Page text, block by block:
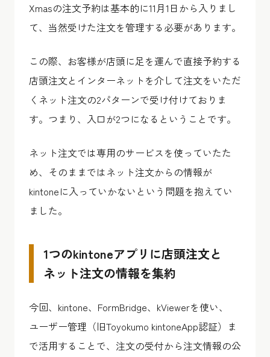
Xmasの注文予約は基本的に11月1日から入りまし
て、当然受けた注文を管理する必要があります。
この際、お客様が店頭に足を運んで直接予約する
店頭注文とインターネットを介して注文をいただ
くネット注文の2パターンで受け付けておりま
す。つまり、入口が2つになるということです。
ネット注文では専用のサービスを使っていたた
め、そのままではネット注文からの情報が
kintoneに入っていかないという問題を抱えてい
ました。
1つのkintoneアプリに店頭注文と
ネット注文の情報を集約
今回、kintone、FormBridge、kViewerを使い、
ユーザー管理（旧Toyokumo kintoneApp認証）ま
で活用することで、注文の受付から注文情報の公